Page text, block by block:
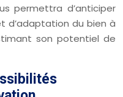
permettra d’anticiper
d’adaptation du bien à
son potentiel de